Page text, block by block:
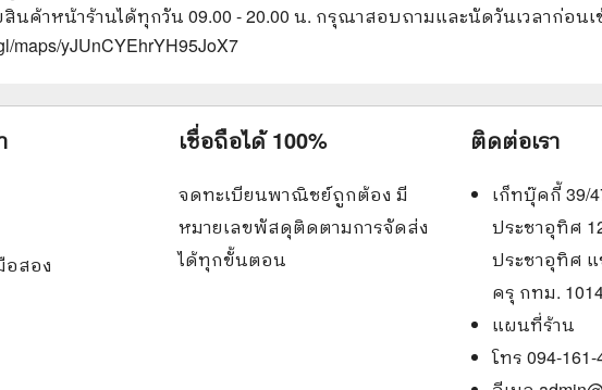
บสินค้าหน้าร้านได้ทุกวัน 09.00 - 20.00 น. กรุณาสอบถามและนัดวันเวลาก่อน
maps/yJUnCYEhrYH95JoX7
สอง
เชื่อถือได้ 100%
จดทะเบียนพาณิชย์ถูกต้อง มี
หมายเลขพัสดุติดตามการจัดส่ง
ได้ทุกขั้นตอน
ติดต่อเรา
เก็ทบุ๊คกี้ 39/
ประชาอุทิศ
ประชาอุทิศ แ
ครุ กทม.
แผนที่ร้าน
โทร 094-161-